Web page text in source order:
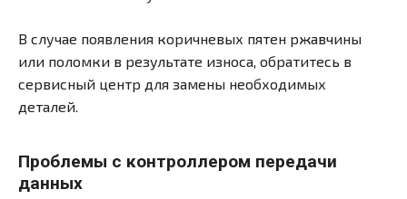
В случае появления коричневых пятен ржавчины
или поломки в результате износа, обратитесь в
сервисный центр для замены необходимых
деталей.
Проблемы с контроллером передачи
данных